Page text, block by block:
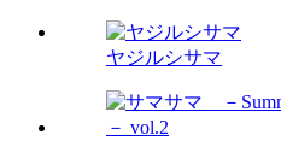
ヤジルシサマ